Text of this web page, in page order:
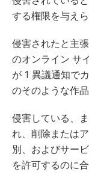
する権限を与え
侵害されたと主
のオンライン サ
が 1 異議通知で
のそのような作
侵害している、
れ、削除または
別、およびサー
を許可するのに